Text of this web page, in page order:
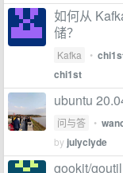
如何从
储？
Kafka •
chi1st
ubuntu
问与答 •
by julyclyde
gookit/